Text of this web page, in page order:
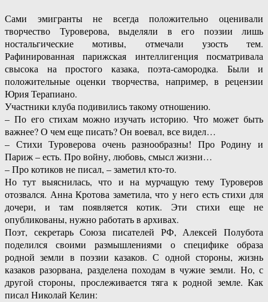
Сами эмигранты не всегда положительно оценивали
творчество Туроверова, выделяли в его поэзии лишь
ностальгические мотивы, отмечали узость тем.
Рафинированная парижская интеллигенция посматривала
свысока на простого казака, поэта-самородка. Были и
положительные оценки творчества, например, в рецензии
Юрия Терапиано.
Участники клуба подивились такому отношению.
– По его стихам можно изучать историю. Что может быть
важнее? О чем еще писать? Он воевал, все видел…
– Стихи Туроверова очень разнообразны! Про Родину и
Париж – есть. Про войну, любовь, смысл жизни…
– Про котиков не писал, – заметил кто-то.
Но тут выяснилась, что и на мурчащую тему Туроверов
отозвался. Анна Кротова заметила, что у него есть стихи для
дочери, и там появляется котик. Эти стихи еще не
опубликованы, нужно работать в архивах.
Поэт, секретарь Союза писателей РФ, Алексей Полубота
поделился своими размышлениями о специфике образа
родной земли в поэзии казаков. С одной стороны, жизнь
казаков разорвана, разделена походам в чужие земли. Но, с
другой стороны, прослеживается тяга к родной земле. Как
писал Николай Келин: